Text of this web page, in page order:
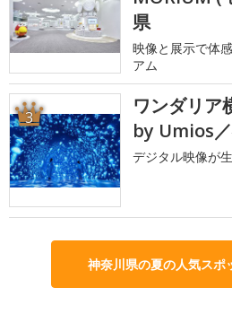
県
映像と展示で体
アム
3
ワンダリ
by Umios
デジタル映像が
神奈川県の夏の人気スポ